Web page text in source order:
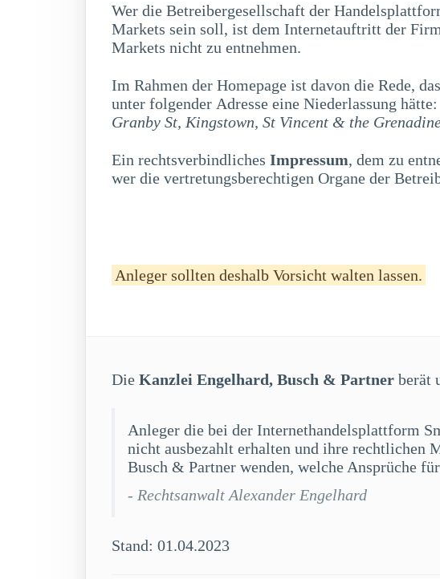
Wer die Betreibergesellschaft der
Markets sein soll, ist dem Internetauftritt der Firma Smart
Markets nicht zu entnehmen.
Im Rahmen der Homepage ist davon die Rede,
unter folgender Adresse eine Niederlassung hätte:
Granby St, Kingstown, St Vincent & the
Ein rechtsverbindliches Impressum, dem zu
wer die vertretungsberechtigen Organe der
Anleger sollten deshalb Vorsicht walten lassen.
Die Kanzlei Engelhard, Busch & Partner berät
Anleger die bei der Internethandelsplattform
nicht ausbezahlt erhalten und ihre rechtlichen
Busch & Partner wenden, welche Ansprüche
- Rechtsanwalt Alexander Engelhard
Stand: 01.04.2023